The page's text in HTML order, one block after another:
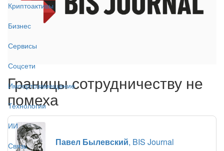
Криптоактивы
Бизнес
Сервисы
Соцсети
Импортозамещение
Технологии
ИИ
Связь
Границы сотрудничеству не
помеха
Павел Былевский, BIS Journal